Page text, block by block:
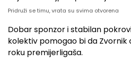
Pridruži se timu, vrata su svima otvorena
Dobar sponzor i stabilan
kolektiv pomogao bi da Zvornik
roku premijerligaša.